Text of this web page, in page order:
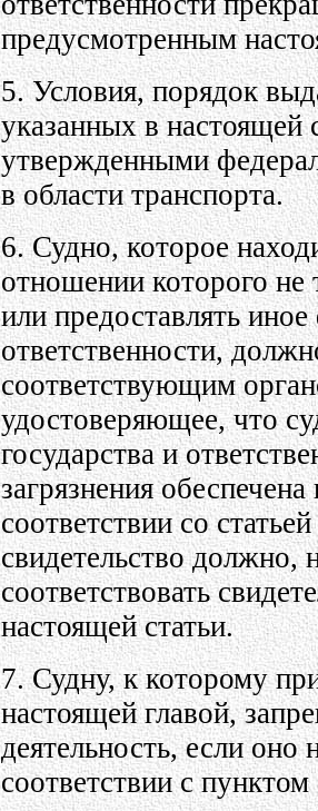
предусмотренным
5. Условия, порядок
указанных в настоящей
утвержденными
в области транспорта.
6. Судно, которое
отношении которого не
или предоставлять
ответственности,
соответствующим
удостоверяющее, что
государства и
загрязнения
соответствии со
свидетельство должно,
соответствовать
настоящей статьи.
7. Судну, к которому
настоящей главой,
деятельность, если оно
соответствии с